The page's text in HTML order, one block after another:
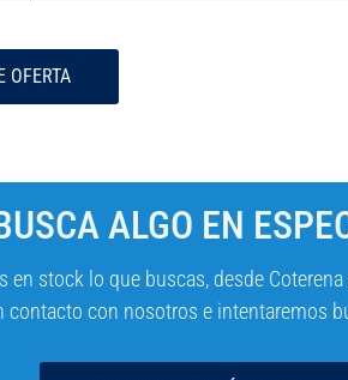
OFERTA
ALGO EN
en stock lo que buscas, desde
contacto con nosotros e intentaremos